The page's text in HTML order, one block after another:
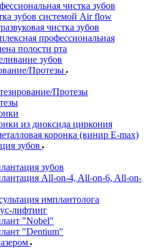
чистка зубов
зубов системой Air flow
чистка зубов
профессиональная
полости рта
зубов
Протезы
Протезы
из диоксида циркония
коронка (винир E-max)
зубов
зубов
All-on-4, All-on-6, All-on-
имплантолога
лифтинг
"Nobel"
"Dentium"